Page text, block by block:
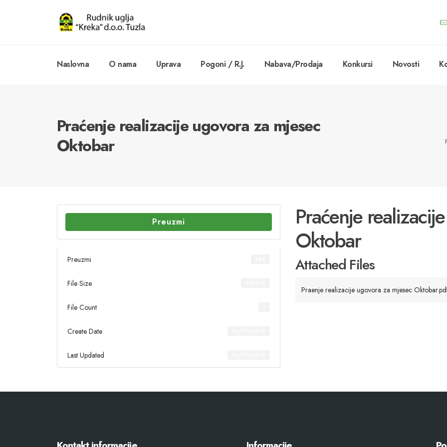
Naslovna O nama Uprava Pogoni / R.J. Nabava/Prodaja Konkursi Novosti
Praćenje realizacije ugovora za mjesec
Oktobar
Preuzmi
Preuzmi
File Size
File Count
Create Date
Last Updated
Praćenje
Oktobar
Attached Files
Praenje realizacije ugovora za mjesec